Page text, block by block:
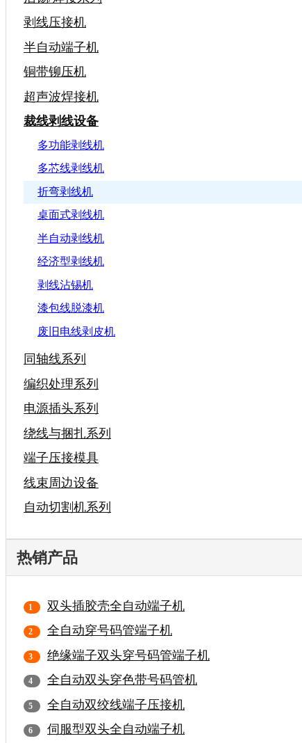
剥线压接机
半自动端子机
铜带铆压机
超声波焊接机
裁线剥线设备
多功能剥线机
多芯线剥线机
折弯剥线机
桌面式剥线机
半自动剥线机
经济型剥线机
剥线沾锡机
漆包线脱漆机
废旧电线剥皮机
同轴线系列
编织处理系列
电源插头系列
绕线与捆扎系列
端子压接模具
线束周边设备
自动切割机系列
热销产品
双头插胶壳全自动端子机
全自动穿号码管端子机
绝缘端子双头穿号码管端子机
全自动双头穿色带号码管机
全自动双绞线端子压接机
伺服型双头全自动端子机